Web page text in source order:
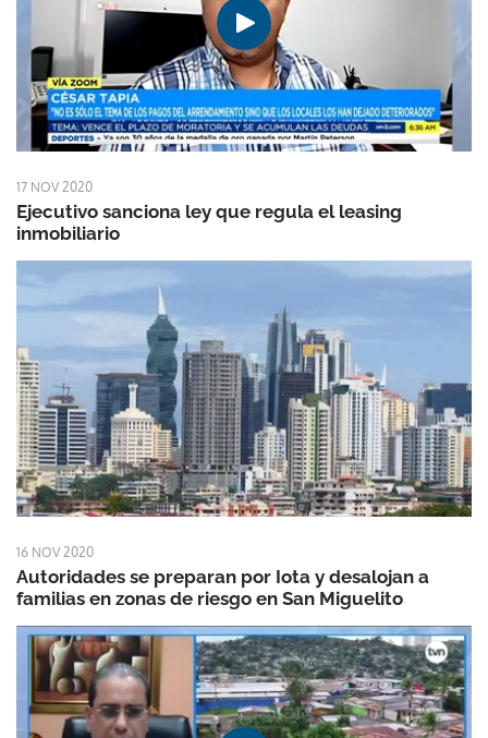
17 NOV 2020
Ejecutivo sanciona ley que regula el leasing
inmobiliario
16 NOV 2020
Autoridades se preparan por Iota y desalojan a
familias en zonas de riesgo en San Miguelito